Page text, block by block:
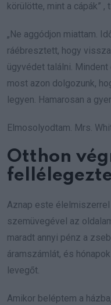
körülötte, mint a cápák” ,
„Ne aggódjon miattam.
ráébresztett, hogy
ügyvédet találni.
most azon dolgozunk,
legyen. Hamarosan a
Elmosolyodtam. Mrs.
Otthon
Aznap este
szemüvegével az
maradt annyi pénz a
áramszámlát, és
levegőt.
Amikor beléptem a